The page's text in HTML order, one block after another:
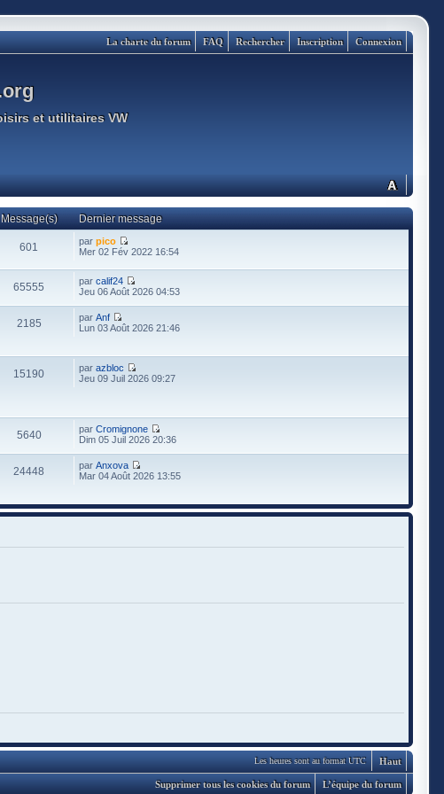
Connexion
Inscription
Rechercher
FAQ
La charte du forum
et utilitaires VW
Message(s) Dernier message
601 parpico
Mer 02 Fév 2022 16:54
65555 parcalif24
Jeu 06 Août 2026 04:53
2185 parAnf
Lun 03 Août 2026 21:46
15190 parazbloc
Jeu 09 Juil 2026 09:27
5640 parCromignone
Dim 05 Juil 2026 20:36
24448 parAnxova
Mar 04 Août 2026 13:55
Haut
Les heures sont au format UTC
L’équipe du forum
Supprimer tous les cookies du forum